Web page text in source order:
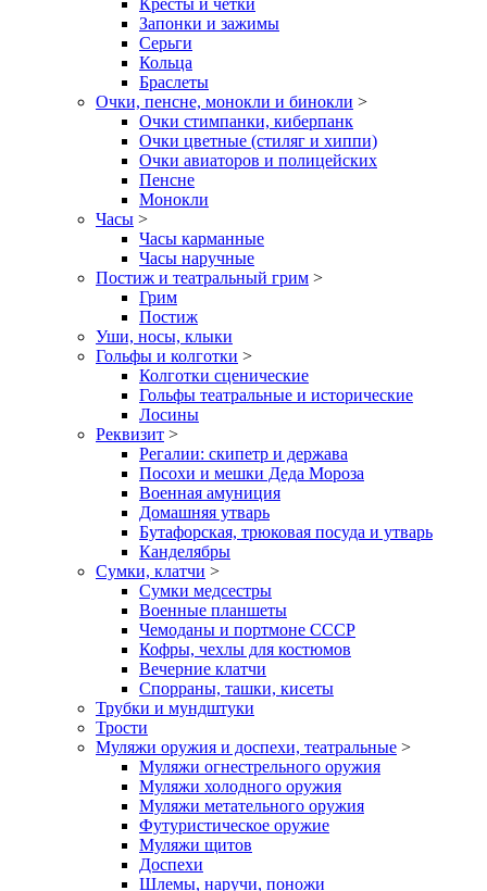
Кресты и четки
Запонки и зажимы
Серьги
Кольца
Браслеты
Очки, пенсне, монокли и бинокли >
Очки стимпанки, киберпанк
Очки цветные (стиляг и хиппи)
Очки авиаторов и полицейских
Пенсне
Монокли
Часы >
Часы карманные
Часы наручные
Постиж и театральный грим >
Грим
Постиж
Уши, носы, клыки
Гольфы и колготки >
Колготки сценические
Гольфы театральные и исторические
Лосины
Реквизит >
Регалии: скипетр и держава
Посохи и мешки Деда Мороза
Военная амуниция
Домашняя утварь
Бутафорская, трюковая посуда и утварь
Канделябры
Сумки, клатчи >
Сумки медсестры
Военные планшеты
Чемоданы и портмоне СССР
Кофры, чехлы для костюмов
Вечерние клатчи
Спорраны, ташки, кисеты
Трубки и мундштуки
Трости
Муляжи оружия и доспехи, театральные >
Муляжи огнестрельного оружия
Муляжи холодного оружия
Муляжи метательного оружия
Футуристическое оружие
Муляжи щитов
Доспехи
Шлемы, наручи, поножи